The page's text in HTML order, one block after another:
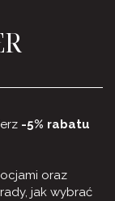
-5% rabatu
oraz
jak wybrać